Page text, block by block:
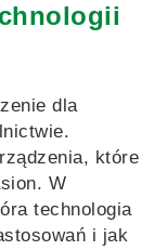
dla
które
W
technologia
i jak